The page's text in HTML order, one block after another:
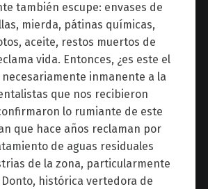
también escupe: envases de
mierda, pátinas químicas,
aceite, restos muertos de
vida. Entonces, ¿es este el
inmanente a la
que nos recibieron
lo rumiante de este
que hace años reclaman por
de aguas residuales
de la zona, particularmente
histórica vertedora de